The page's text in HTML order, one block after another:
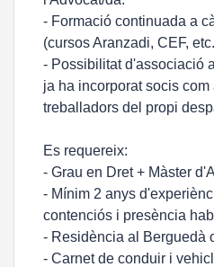
- Formació continuada a
(cursos Aranzadi, CEF,
- Possibilitat d'associació
ja ha incorporat socis
treballadors del propi
Es requereix:
- Grau en Dret + Màster
- Mínim 2 anys
contenciós i presència
- Residència al Berguedà
- Carnet de conduir i